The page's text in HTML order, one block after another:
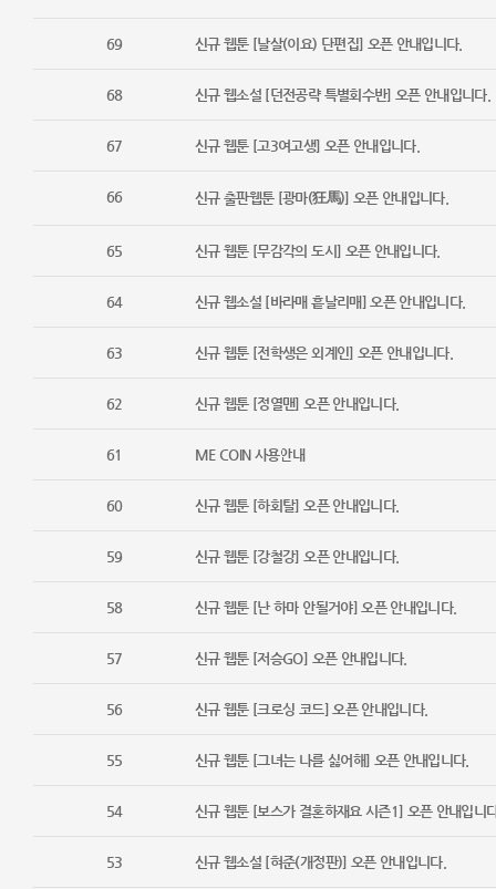
69 신규 웹툰 [날살(이요) 단편집] 오픈 안내입니다.
68 신규 웹소설 [던전공략 특별회수반] 오픈 안내입니다.
67 신규 웹툰 [고3여고생] 오픈 안내입니다.
66 신규 출판웹툰 [광마(狂馬)] 오픈 안내입니다.
65 신규 웹툰 [무감각의 도시] 오픈 안내입니다.
64 신규 웹소설 [바라매 흩날리매] 오픈 안내입니다.
63 신규 웹툰 [전학생은 외계인] 오픈 안내입니다.
62 신규 웹툰 [정열맨] 오픈 안내입니다.
61 ME COIN 사용안내
60 신규 웹툰 [하회탈] 오픈 안내입니다.
59 신규 웹툰 [강철강] 오픈 안내입니다.
58 신규 웹툰 [난 하마 안될거야] 오픈 안내입니다.
57 신규 웹툰 [저승GO] 오픈 안내입니다.
56 신규 웹툰 [크로싱 코드] 오픈 안내입니다.
55 신규 웹툰 [그녀는 나를 싫어해] 오픈 안내입니다.
54 신규 웹툰 [보스가 결혼하재요 시즌1] 오픈 안내입니
53 신규 웹소설 [혀준(개정판)] 오픈 안내입니다.